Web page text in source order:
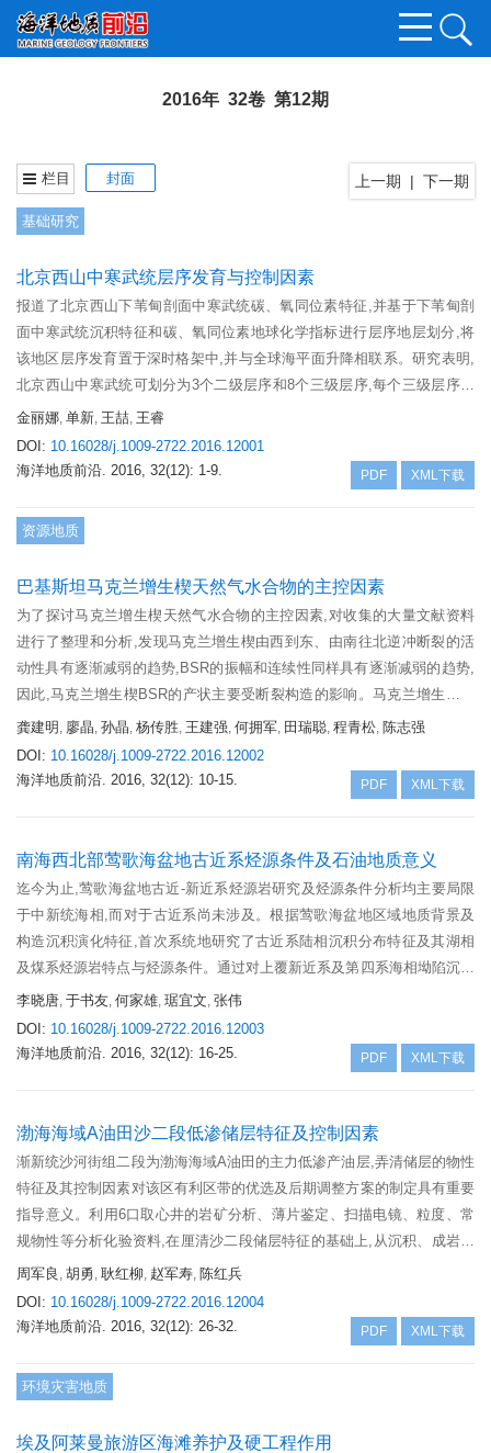
2016年 32卷 第12期
栏目 封面 上一期 | 下一期
基础研究
北京西山中寒武统层序发育与控制因素
报道了北京西山下苇甸剖面中寒武统碳、氧同位素特征,并基于下苇甸剖
面中寒武统沉积特征和碳、氧同位素地球化学指标进行层序地层划分,将
该地区层序发育置于深时格架中,并与全球海平面升降相联系。研究表明,
北京西山中寒武统可划分为3个二级层序和8个三级层序,每个三级层序对
应于全球海平面变化事件。该时期主要发育的沉积相类型包括蒸发潮坪
相、低能内台地相、高能外台地相和低能开阔海相。中寒武世华北地台构
造背景稳定且处于温暖的气候背景下,绝对海平面变化为层序发育主控因
金丽娜, 单新, 王喆, 王睿
DOI: 10.16028/j.1009-2722.2016.12001
海洋地质前沿. 2016, 32(12): 1-9. PDF XML下载
资源地质
巴基斯坦马克兰增生楔天然气水合物的主控因素
为了探讨马克兰增生楔天然气水合物的主控因素,对收集的大量文献资料
进行了整理和分析,发现马克兰增生楔由西到东、由南往北逆冲断裂的活
动性具有逐渐减弱的趋势,BSR的振幅和连续性同样具有逐渐减弱的趋势,
因此,马克兰增生楔BSR的产状主要受断裂构造的影响。马克兰增生楔沉
积厚度大,SMI界面浅,水合物样品具有气泡结构以及BSR之下存在较厚的
游离气表明,该区天然气水合物的气源充足。同时,低角度的北向俯冲造就
的E-W向平行排列的南向逆冲断层以及小型正断层等为天然气向上运移提
供了通道。由此可知,构造作用是马克兰增生楔天然气水合物的主控因
龚建明 , 廖晶, 孙晶, 杨传胜, 王建强, 何拥军, 田瑞聪, 程青松, 陈志强
DOI: 10.16028/j.1009-2722.2016.12002
海洋地质前沿. 2016, 32(12): 10-15. PDF XML下载
南海西北部莺歌海盆地古近系烃源条件及石油地质意义
迄今为止,莺歌海盆地古近-新近系烃源岩研究及烃源条件分析均主要局限
于中新统海相,而对于古近系尚未涉及。根据莺歌海盆地区域地质背景及
构造沉积演化特征,首次系统地研究了古近系陆相沉积分布特征及其湖相
及煤系烃源岩特点与烃源条件。通过对上覆新近系及第四系海相坳陷沉积
较薄、古近系埋藏较浅的盆地西北部临高凸起和盆地周缘斜坡带的地震分
析解释和探井钻探结果,采用地质地球物理与地球化学分析相结合的研究
方法,综合判识和确定了古近系陆相地层及其湖相及煤系烃源岩的存在,在
此基础上深入剖析了古近系烃源条件及其重要的石油地质意义。强调指
化程度等,均存在明显差异。鉴此,根据古近系陆相烃源岩分布特征及烃源
条件的控制影响因素,初步评价预测了古近系油气藏和古潜山油气藏勘探
的有利区域。
李晓唐, 于书友, 何家雄, 琚宜文, 张伟
DOI: 10.16028/j.1009-2722.2016.12003
海洋地质前沿. 2016, 32(12): 16-25. PDF XML下载
渤海海域A油田沙二段低渗储层特征及控制因素
渐新统沙河街组二段为渤海海域A油田的主力低渗产油层,弄清储层的物性
特征及其控制因素对该区有利区带的优选及后期调整方案的制定具有重要
指导意义。利用6口取心井的岩矿分析、薄片鉴定、扫描电镜、粒度、常
规物性等分析化验资料,在厘清沙二段储层特征的基础上,从沉积、成岩、
构造3个方面对沙二段低渗储层物性的控制因素进行了系统研究。研究区
沙二段储层以岩屑长石砂岩为主,具有中等成分成熟度、中等胶结物含量
的特征,储集空间以混合孔隙为主,储层为中孔-低渗储集性能。原始沉积条
件中储层粒径、分选、泥质含量等控制了沙二段储层物性的好坏;成岩作
用中压实和碳酸盐胶结是沙二段储层低渗的主要原因,有机酸溶蚀对储层
物性有一定的改善作用;构造活动对沙二段储层物性的改善作用较弱。该
周军良 , 胡勇, 耿红柳, 赵军寿, 陈红兵
DOI: 10.16028/j.1009-2722.2016.12004
海洋地质前沿. 2016, 32(12): 26-32. PDF XML下载
环境灾害地质
埃及阿莱曼旅游区海滩养护及硬工程作用